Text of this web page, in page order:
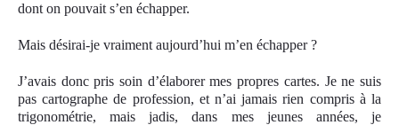
dont on pouvait s’en échapper.
Mais désirai-je vraiment aujourd’hui m’en échapper ?
J’avais donc pris soin d’élaborer mes propres cartes. Je ne suis
pas cartographe de profession, et n’ai jamais rien compris à la
trigonométrie, mais jadis, dans mes jeunes années, je